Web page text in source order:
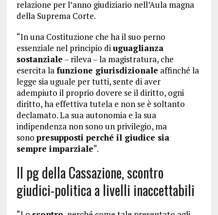
relazione per l’anno giudiziario nell’Aula magna
della Suprema Corte.
“In una Costituzione che ha il suo perno
essenziale nel principio diuguaglianza
sostanziale – rileva – la magistratura, che
esercita lafunzione giurisdizionale affinché la
legge sia uguale per tutti, sente di aver
adempiuto il proprio dovere se il diritto, ogni
diritto, ha effettiva tutela e non se è soltanto
declamato. La sua autonomia e la sua
indipendenza non sono un privilegio, ma
sono presupposti perché il giudice sia
sempre imparziale“.
Il pg della Cassazione, scontro
giudici-politica a livelli inaccettabili